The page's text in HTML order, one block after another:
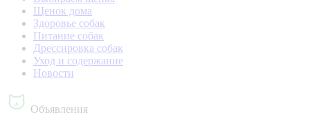
Щенок дома
Здоровье собак
Питание собак
Дрессировка собак
Уход и содержание
Новости
Объявления